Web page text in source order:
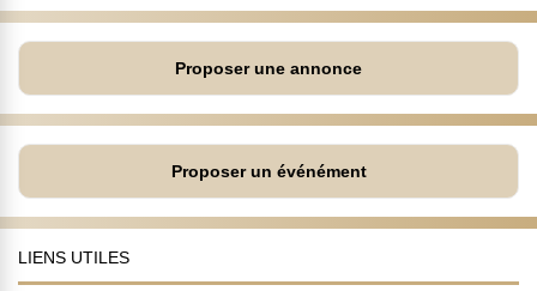
Proposer une annonce
Proposer un événément
LIENS UTILES